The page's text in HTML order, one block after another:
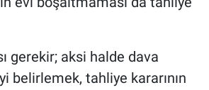
gerekir; aksi halde dava
belirlemek, tahliye kararının